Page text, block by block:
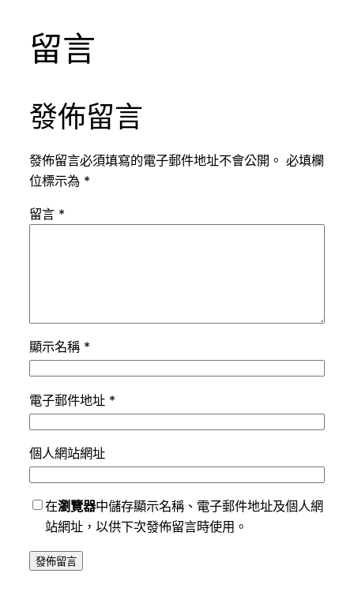
留言
發佈留言
發佈留言必須填寫的電子郵件地址不會公開。 必填欄
位標示為 *
留言 *
顯示名稱 *
電子郵件地址 *
個人網站網址
在瀏覽器中儲存顯示名稱、電子郵件地址及個人網
站網址，以供下次發佈留言時使用。